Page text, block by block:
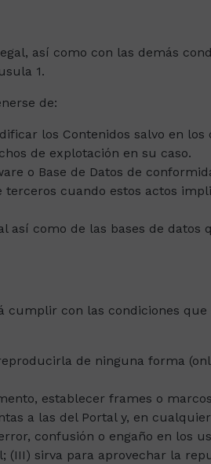
así como con las demás
1.
de:
los Contenidos salvo en los
de explotación en su caso.
o Base de Datos de
cuando estos actos
así como de las bases de datos
con las condiciones
de ninguna forma
establecer frames o
a las del Portal y, en
confusión o engaño en los
(III) sirva para aprovechar la